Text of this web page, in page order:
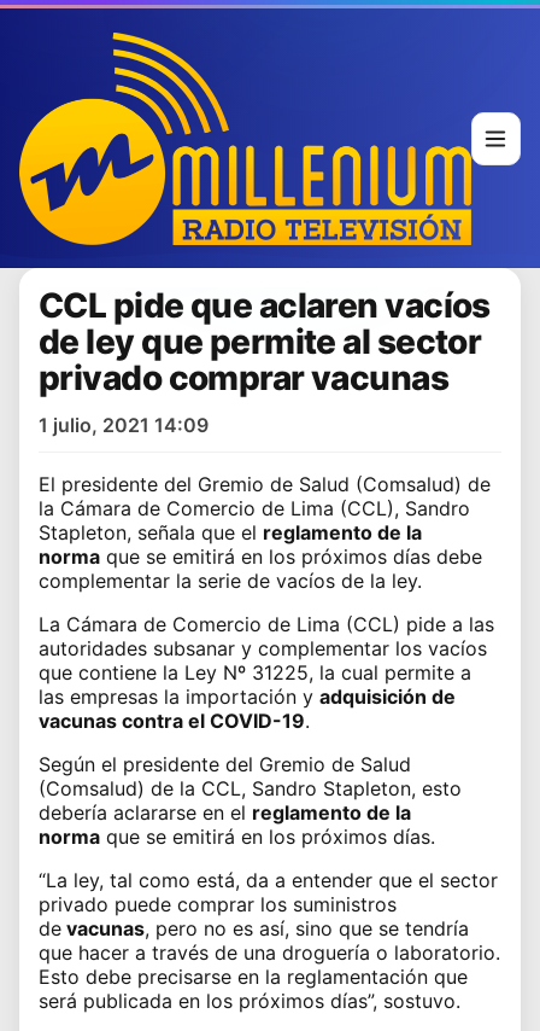
CCL pide que aclaren vacíos
de ley que permite al sector
privado comprar vacunas
1 julio, 2021 14:09
El presidente del Gremio de Salud (Comsalud) de
la Cámara de Comercio de Lima (CCL), Sandro
Stapleton, señala que el reglamento de la
norma que se emitirá en los próximos días debe
complementar la serie de vacíos de la ley.
La Cámara de Comercio de Lima (CCL) pide a las
autoridades subsanar y complementar los vacíos
que contiene la Ley Nº 31225, la cual permite a
las empresas la importación y adquisición de
vacunas contra el COVID-19.
Según el presidente del Gremio de Salud
(Comsalud) de la CCL, Sandro Stapleton, esto
debería aclararse en el reglamento de la
norma que se emitirá en los próximos días.
“La ley, tal como está, da a entender que el sector
privado puede comprar los suministros
de vacunas, pero no es así, sino que se tendría
que hacer a través de una droguería o laboratorio.
Esto debe precisarse en la reglamentación que
será publicada en los próximos días”, sostuvo.